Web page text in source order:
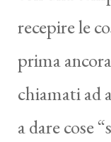
recepire le
prima
chiamati ad
a dare cose